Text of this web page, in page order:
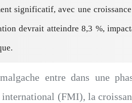
significatif, avec une
devrait atteindre 8,3 %,
entre dans une
(FMI), la